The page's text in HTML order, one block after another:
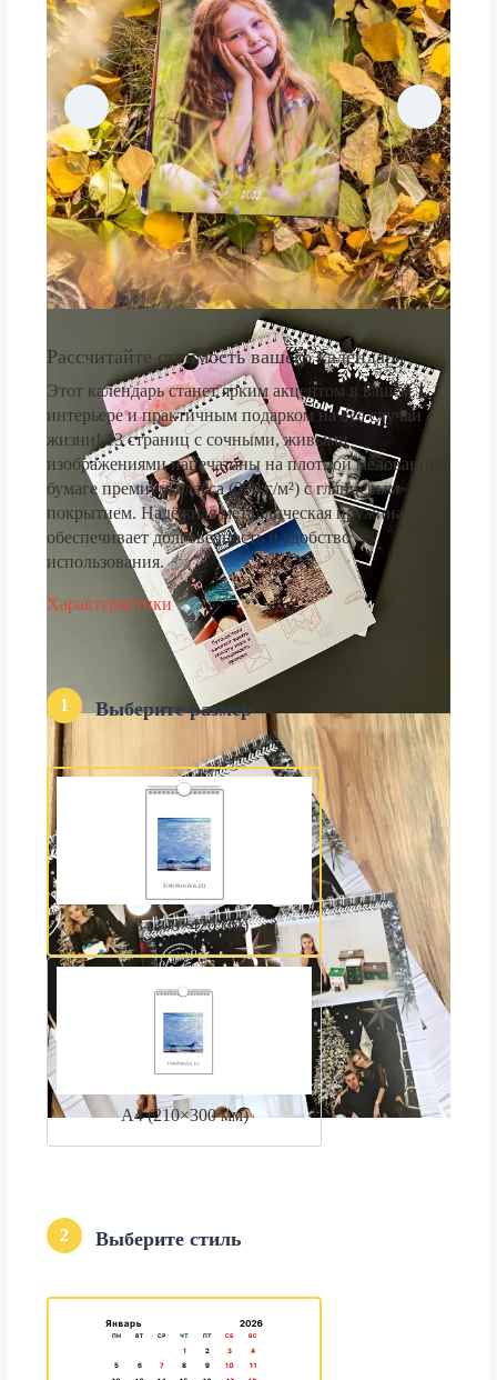
Рассчитайте стоимость вашего календаря
Этот календарь станет ярким акцентом в вашем
интерьере и практичным подарком на все случаи
жизни! 13 страниц с сочными, живыми
изображениями напечатаны на плотной мелованной
бумаге премиум-класса (250 г/м²) с глянцевым
покрытием. Надёжная металлическая пружина
обеспечивает долговечность и удобство
использования.
Характеристики
1 Выберите размер
А3 (300×420 мм)
А4 (210×300 мм)
2 Выберите стиль